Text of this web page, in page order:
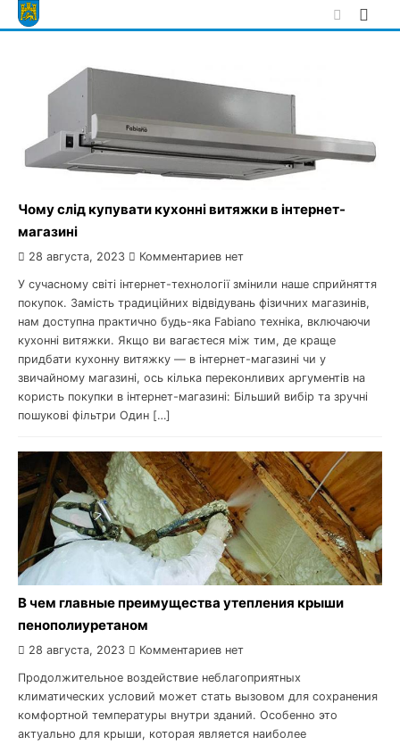
Skip
to
Чому слід купувати кухонні витяжки в інтернет-
магазині
28 августа, 2023 Комментариев нет
У сучасному світі інтернет-технології змінили наше сприйняття
покупок. Замість традиційних відвідувань фізичних магазинів,
нам доступна практично будь-яка Fabiano техніка, включаючи
кухонні витяжки. Якщо ви вагаєтеся між тим, де краще
придбати кухонну витяжку — в інтернет-магазині чи у
звичайному магазині, ось кілька переконливих аргументів на
користь покупки в інтернет-магазині: Більший вибір та зручні
пошукові фільтри Один […]
В чем главные преимущества утепления крыши
пенополиуретаном
28 августа, 2023 Комментариев нет
Продолжительное воздействие неблагоприятных
климатических условий может стать вызовом для сохранения
комфортной температуры внутри зданий. Особенно это
актуально для крыши, которая является наиболее